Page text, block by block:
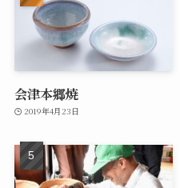
会津本郷焼
2019年4月23日